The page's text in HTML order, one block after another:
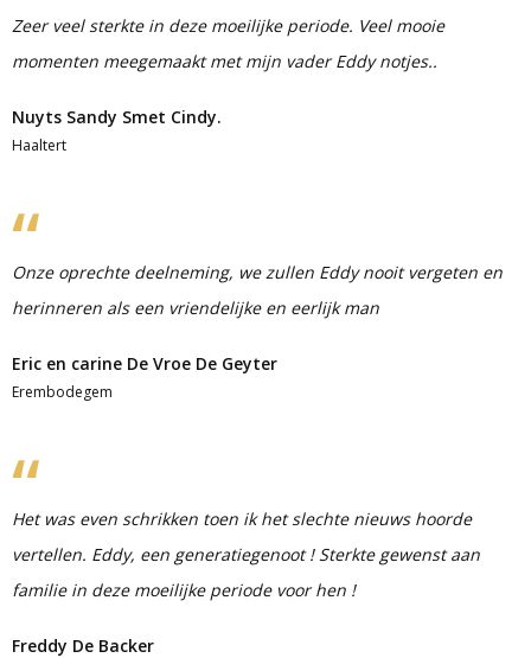
Zeer veel sterkte in deze moeilijke periode. Veel mooie
momenten meegemaakt met mijn vader Eddy notjes..
Nuyts Sandy Smet Cindy.
Haaltert
Onze oprechte deelneming, we zullen Eddy nooit vergeten en
herinneren als een vriendelijke en eerlijk man
Eric en carine De Vroe De Geyter
Erembodegem
Het was even schrikken toen ik het slechte nieuws hoorde
vertellen. Eddy, een generatiegenoot ! Sterkte gewenst aan
familie in deze moeilijke periode voor hen !
Freddy De Backer